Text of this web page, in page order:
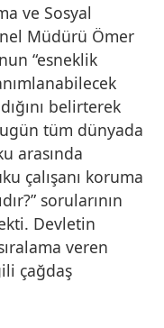
ve Sosyal
Müdürü Ömer
“esneklik
belirterek
tüm dünyada
arasında
çalışanı koruma
sorularının
Devletin
veren
çağdaş